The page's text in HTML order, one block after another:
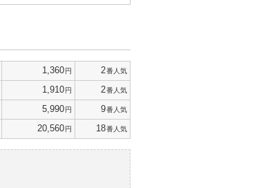
1,360円 2番人気
1,910円 2番人気
5,990円 9番人気
20,560円 18番人気